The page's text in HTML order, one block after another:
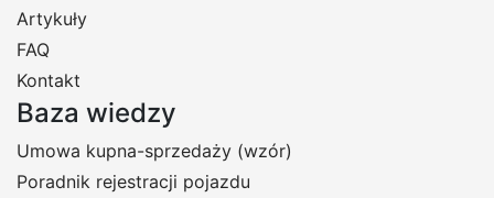
Artykuły
FAQ
Kontakt
Baza wiedzy
Umowa kupna-sprzedaży (wzór)
Poradnik rejestracji pojazdu